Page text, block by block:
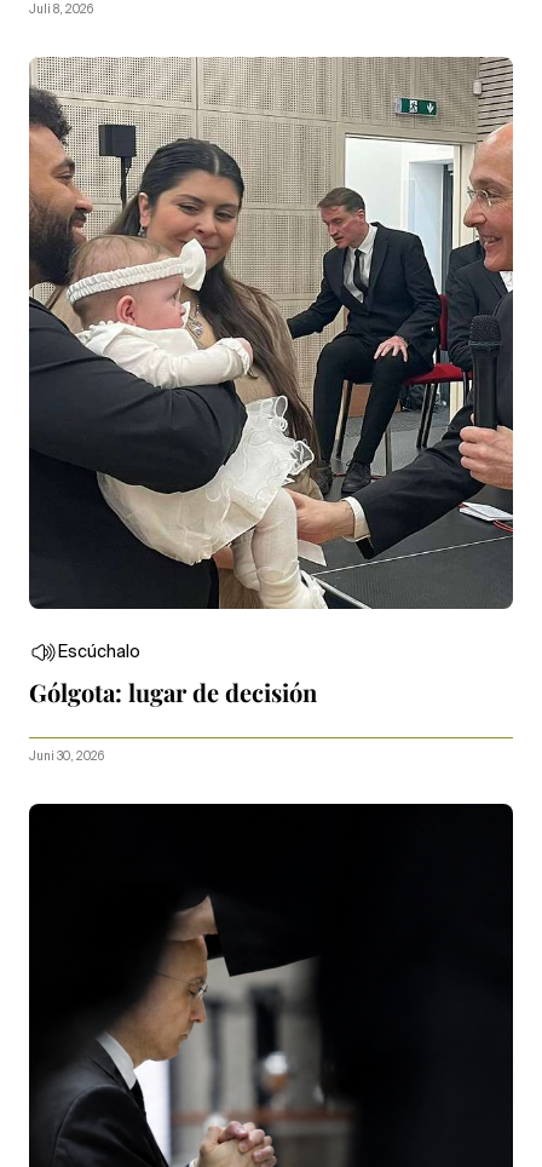
Juli 8, 2026
Escúchalo
Gólgota: lugar de decisión
Juni 30, 2026